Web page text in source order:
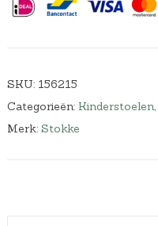
SKU: 156215
Categorieën: Kinderstoelen,
Merk: Stokke